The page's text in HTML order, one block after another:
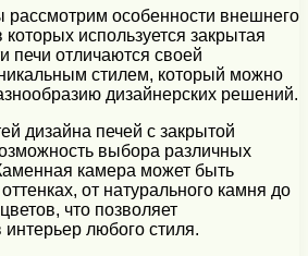
особенности внешнего
используется закрытая
печи отличаются своей
стилем, который можно
дизайнерских решений.
дизайна печей с закрытой
выбора различных
камера может быть
от натурального камня до
что позволяет
интерьер любого стиля.